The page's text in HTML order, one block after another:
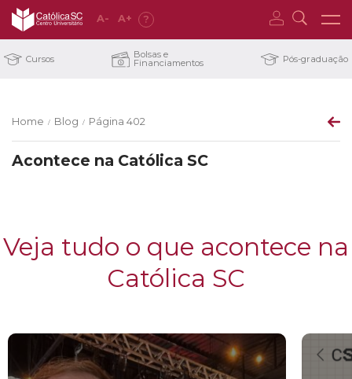
A- A+ ?
Cursos Bolsas e
Financiamentos Pós-graduação
Home / Blog / Página 402
Acontece na Católica SC
Veja tudo o que acontece na
Católica SC